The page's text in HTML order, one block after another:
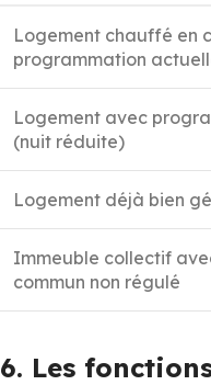
Logement chauffé en
programmation
Logement avec
(nuit réduite)
Logement déjà bien
Immeuble collectif
commun non régulé
6. Les